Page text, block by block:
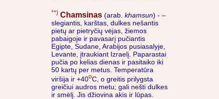
**) Chamsinas (arab. khamsun) - –
slegiantis, karštas, dulkes nešantis
pietų ar pietryčių vėjas, žiemos
pabaigoje ir pavasarį pučiantis
Egipte, Sudane, Arabijos pusiasalyje,
Levante, įtraukiant Izraelį. Paparastai
pučia po kelias dienas ir pasitaiko iki
50 kartų per metus. Temperatūra
viršija ir +40oC, o greitis prilygsta
greičiui audros metu; gali nešti dulkes
ir smėlį. Jis džiovina akis ir lūpas.